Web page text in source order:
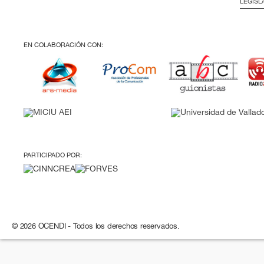
EN COLABORACIÓN CON:
PARTICIPADO POR:
© 2026 OCENDI - Todos los derechos reservados.